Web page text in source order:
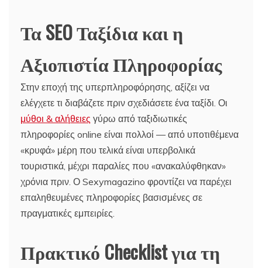
Τα SEO Ταξίδια και η
Αξιοπιστία Πληροφορίας
Στην εποχή της υπερπληροφόρησης, αξίζει να
ελέγχετε τι διαβάζετε πριν σχεδιάσετε ένα ταξίδι. Οι
μύθοι & αλήθειες γύρω από ταξιδιωτικές
πληροφορίες online είναι πολλοί — από υποτιθέμενα
«κρυφά» μέρη που τελικά είναι υπερβολικά
τουριστικά, μέχρι παραλίες που «ανακαλύφθηκαν»
χρόνια πριν. Ο Sexymagazino φροντίζει να παρέχει
επαληθευμένες πληροφορίες βασισμένες σε
πραγματικές εμπειρίες.
Πρακτικό Checklist για τη